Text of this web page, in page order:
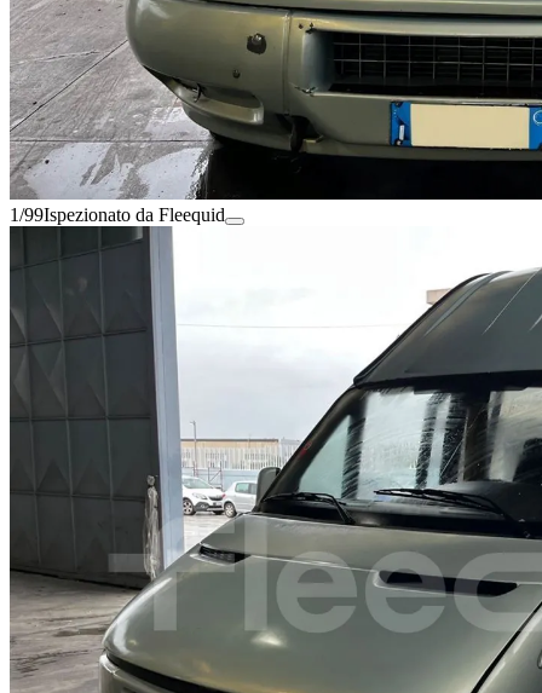
1/99Ispezionato da Fleequid